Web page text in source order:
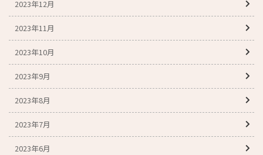
2023年12月
2023年11月
2023年10月
2023年9月
2023年8月
2023年7月
2023年6月